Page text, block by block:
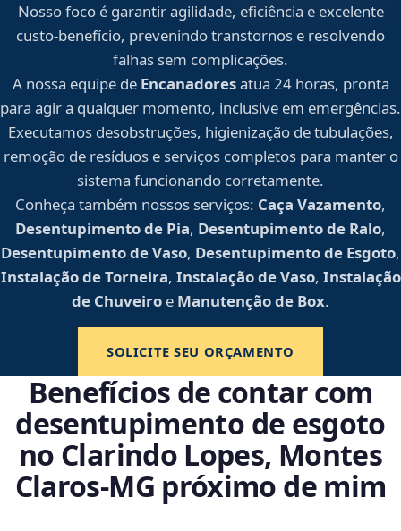
Nosso foco é garantir agilidade, eficiência e excelente
custo-benefício, prevenindo transtornos e resolvendo
falhas sem complicações.
A nossa equipe de Encanadoresatua 24 horas, pronta
para agir a qualquer momento, inclusive em emergências.
Executamos desobstruções, higienização de tubulações,
remoção de resíduos e serviços completos para manter o
sistema funcionando corretamente.
Conheça também nossos serviços: Caça Vazamento,
Desentupimento de Pia, Desentupimento de Ralo,
Desentupimento de Vaso, Desentupimento de Esgoto,
Instalação de Torneira, Instalação de Vaso, Instalação
de Chuveiro e Manutenção de Box.
SOLICITE SEU ORÇAMENTO
Benefícios de contar com
desentupimento de esgoto
no Clarindo Lopes, Montes
Claros‑MG próximo de mim